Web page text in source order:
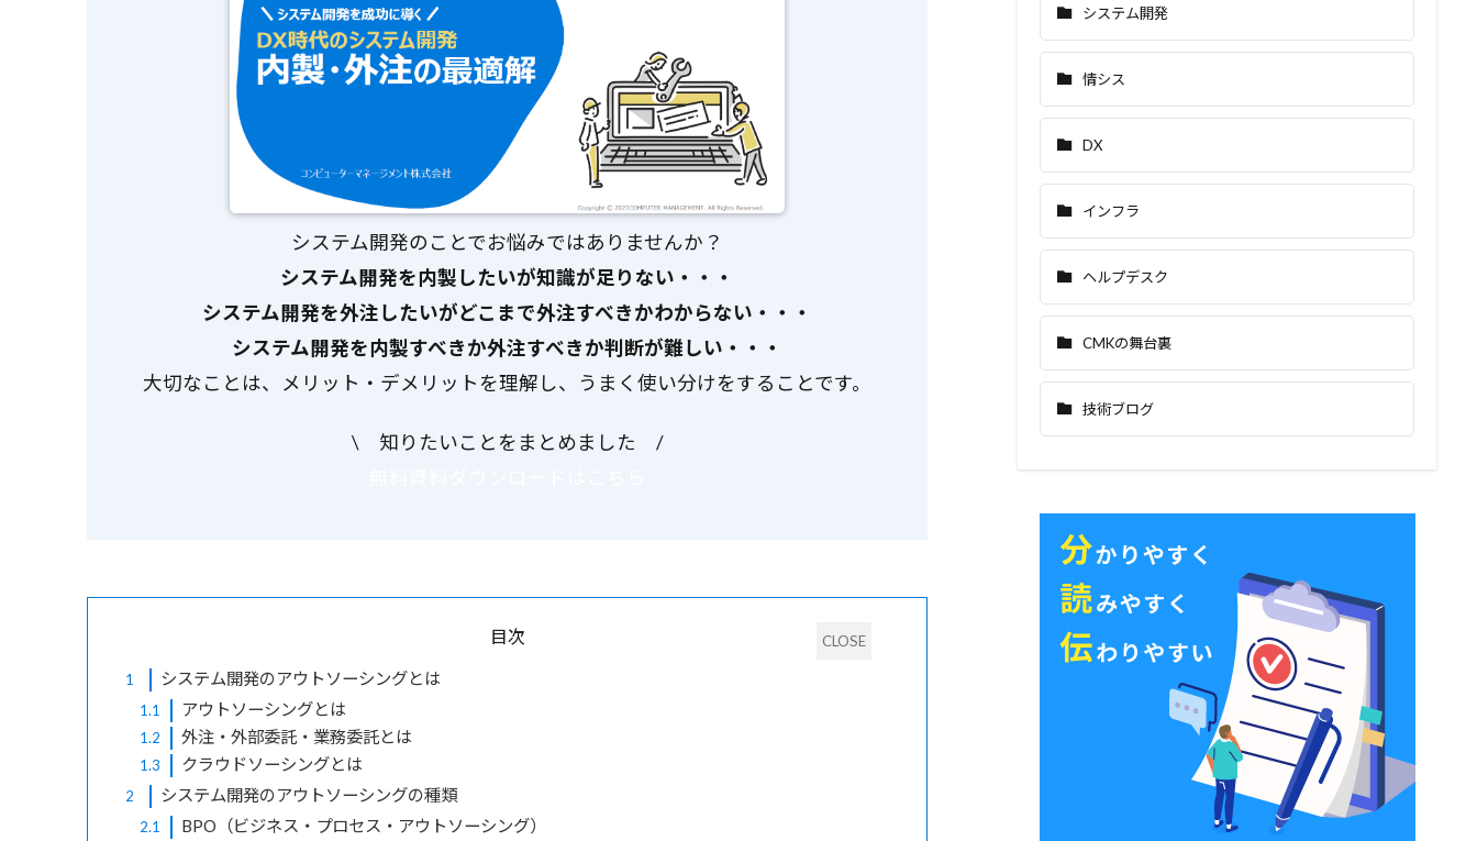
システム開発のことでお悩みではありませんか？
システム開発を内製したいが知識が足りない・・・
システム開発を外注したいがどこまで外注すべきかわからない・・・
システム開発を内製すべきか外注すべきか判断が難しい・・・
大切なことは、メリット・デメリットを理解し、うまく使い分けをすることです。
\ 知りたいことをまとめました /
目次
1 システム開発のアウトソーシングとは
1.1 アウトソーシングとは
1.2 外注・外部委託・業務委託とは
1.3 クラウドソーシングとは
2 システム開発のアウトソーシングの種類
2.1 BPO（ビジネス・プロセス・アウトソーシング）
システム開発
情シス
DX
インフラ
ヘルプデスク
CMKの舞台裏
技術ブログ